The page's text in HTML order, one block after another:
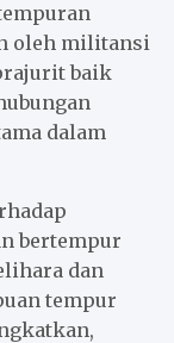
oleh militansi
baik
dalam
bertempur
dan
tempur